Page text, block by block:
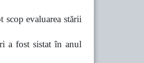
scop evaluarea stării
a fost sistat în anul